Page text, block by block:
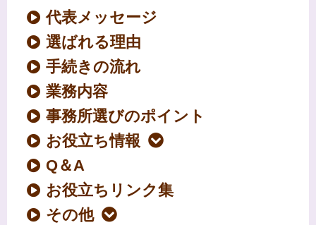
代表メッセージ
選ばれる理由
手続きの流れ
業務内容
事務所選びのポイント
お役立ち情報
Q＆A
お役立ちリンク集
その他